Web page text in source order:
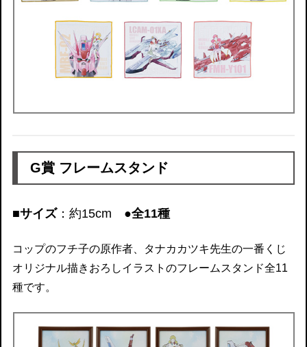
G賞 フレームスタンド
■サイズ：約15cm ●全11種
コップのフチ子の原作者、タナカカツキ先生の一番くじ
オリジナル描きおろしイラストのフレームスタンド全11
種です。